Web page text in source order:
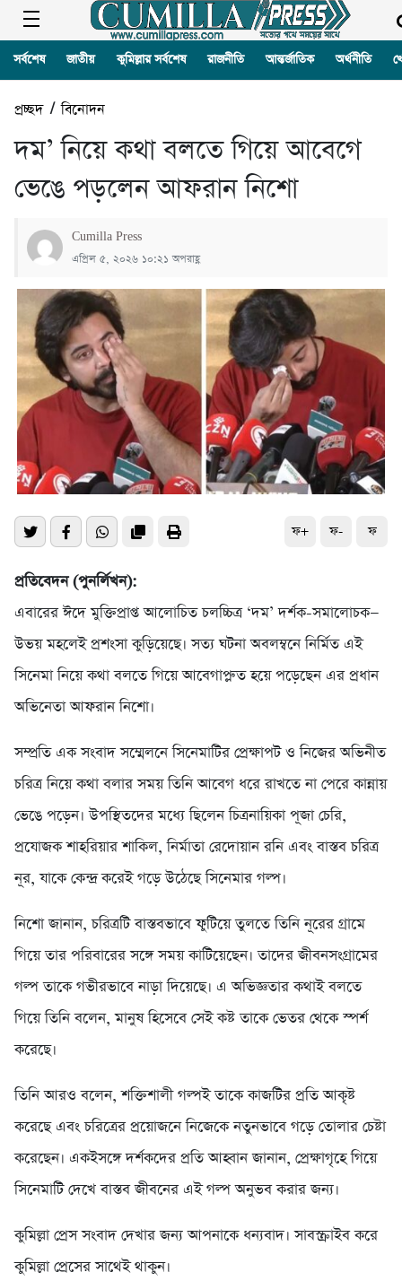
সর্বশেষ জাতীয় কুমিল্লার সর্বশেষ রাজনীতি আন্তর্জাতিক অর্থনীতি
প্রচ্ছদ/বিনোদন
দম’ নিয়ে কথা বলতে গিয়ে আবেগে
ভেঙে পড়লেন আফরান নিশো
Cumilla Press
এপ্রিল ৫, ২০২৬ ১০:২১ অপরাহ্ণ
ফ+ ফ- ফ
প্রতিবেদন (পুনর্লিখন):
এবারের ঈদে মুক্তিপ্রাপ্ত আলোচিত চলচ্চিত্র ‘দম’ দর্শক-সমালোচক—
উভয় মহলেই প্রশংসা কুড়িয়েছে। সত্য ঘটনা অবলম্বনে নির্মিত এই
সিনেমা নিয়ে কথা বলতে গিয়ে আবেগাপ্লুত হয়ে পড়েছেন এর প্রধান
অভিনেতা আফরান নিশো।
সম্প্রতি এক সংবাদ সম্মেলনে সিনেমাটির প্রেক্ষাপট ও নিজের অভিনীত
চরিত্র নিয়ে কথা বলার সময় তিনি আবেগ ধরে রাখতে না পেরে কান্নায়
ভেঙে পড়েন। উপস্থিতদের মধ্যে ছিলেন চিত্রনায়িকা পূজা চেরি,
প্রযোজক শাহরিয়ার শাকিল, নির্মাতা রেদোয়ান রনি এবং বাস্তব চরিত্র
নূর, যাকে কেন্দ্র করেই গড়ে উঠেছে সিনেমার গল্প।
নিশো জানান, চরিত্রটি বাস্তবভাবে ফুটিয়ে তুলতে তিনি নূরের গ্রামে
গিয়ে তার পরিবারের সঙ্গে সময় কাটিয়েছেন। তাদের জীবনসংগ্রামের
গল্প তাকে গভীরভাবে নাড়া দিয়েছে। এ অভিজ্ঞতার কথাই বলতে
গিয়ে তিনি বলেন, মানুষ হিসেবে সেই কষ্ট তাকে ভেতর থেকে স্পর্শ
করেছে।
তিনি আরও বলেন, শক্তিশালী গল্পই তাকে কাজটির প্রতি আকৃষ্ট
করেছে এবং চরিত্রের প্রয়োজনে নিজেকে নতুনভাবে গড়ে তোলার চেষ্টা
করেছেন। একইসঙ্গে দর্শকদের প্রতি আহ্বান জানান, প্রেক্ষাগৃহে গিয়ে
সিনেমাটি দেখে বাস্তব জীবনের এই গল্প অনুভব করার জন্য।
কুমিল্লা প্রেস সংবাদ দেখার জন্য আপনাকে ধন্যবাদ। সাবস্ক্রাইব করে
কুমিল্লা প্রেসের সাথেই থাকুন।